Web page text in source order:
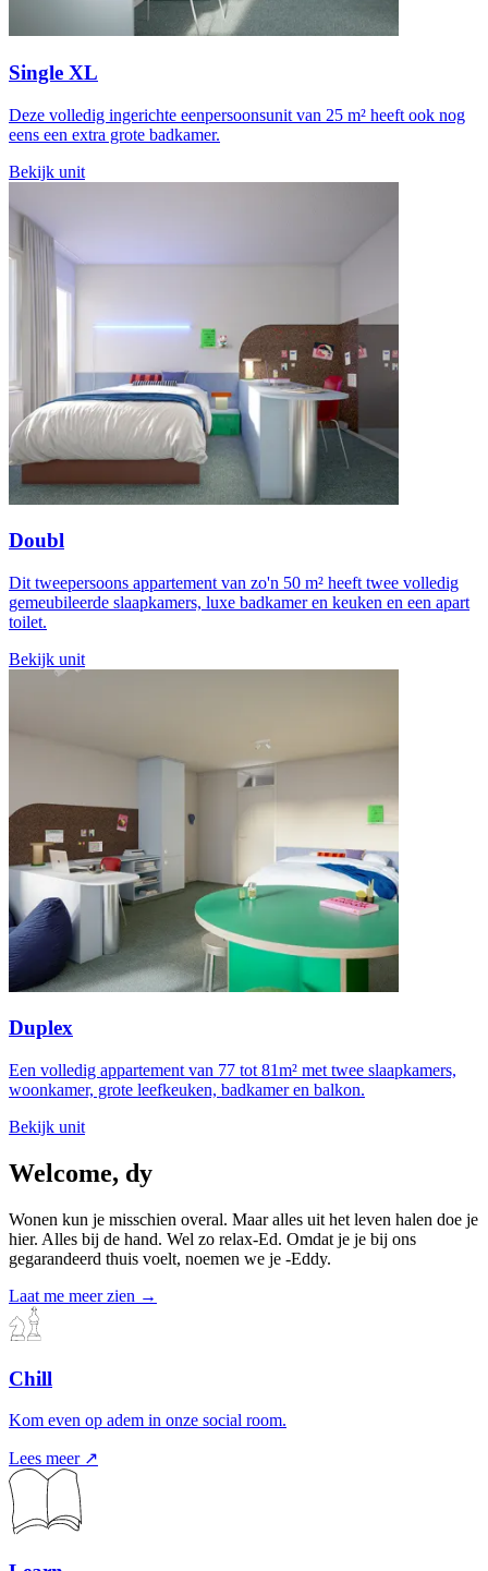
Single XL
Deze volledig ingerichte eenpersoonsunit van 25 m² heeft ook nog
eens een extra grote badkamer.
Bekijk unit
Doubl
Dit tweepersoons appartement van zo'n 50 m² heeft twee volledig
gemeubileerde slaapkamers, luxe badkamer en keuken en een apart
toilet.
Bekijk unit
Duplex
Een volledig appartement van 77 tot 81m² met twee slaapkamers,
woonkamer, grote leefkeuken, badkamer en balkon.
Bekijk unit
Welcome, dy
Wonen kun je misschien overal. Maar alles uit het leven halen doe je
hier. Alles bij de hand. Wel zo relax-Ed. Omdat je je bij ons
gegarandeerd thuis voelt, noemen we je -Eddy.
Laat me meer zien →
Chill
Kom even op adem in onze social room.
Lees meer ↗